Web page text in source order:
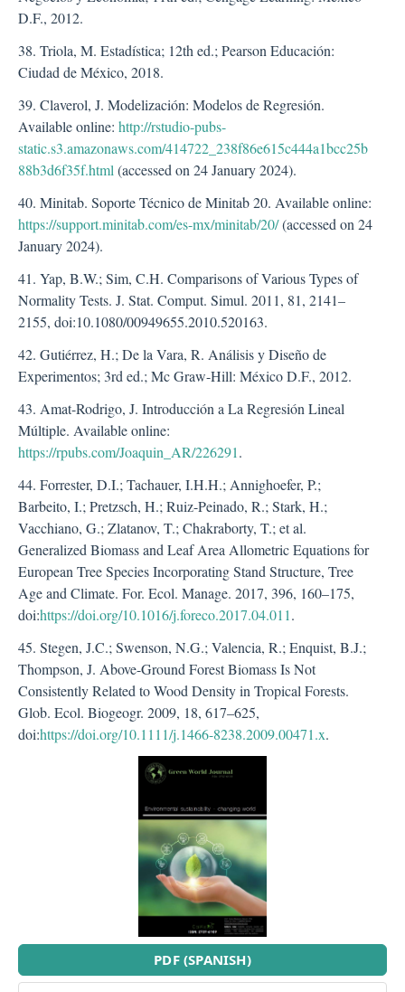
PDF (SPANISH)
D.F., 2012.
38. Triola, M. Estadística; 12th ed.; Pearson Educación:
Ciudad de México, 2018.
39. Claverol, J. Modelización: Modelos de Regresión.
Available online: http://rstudio-pubs-
static.s3.amazonaws.com/414722_238f86e615c444a1bcc25b
88b3d6f35f.html (accessed on 24 January 2024).
40. Minitab. Soporte Técnico de Minitab 20. Available online:
https://support.minitab.com/es-mx/minitab/20/(accessed on 24
January 2024).
41. Yap, B.W.; Sim, C.H. Comparisons of Various Types of
Normality Tests. J. Stat. Comput. Simul. 2011, 81, 2141–
2155, doi:10.1080/00949655.2010.520163.
42. Gutiérrez, H.; De la Vara, R. Análisis y Diseño de
Experimentos; 3rd ed.; Mc Graw-Hill: México D.F., 2012.
43. Amat-Rodrigo, J. Introducción a La Regresión Lineal
Múltiple. Available online:
https://rpubs.com/Joaquin_AR/226291.
44. Forrester, D.I.; Tachauer, I.H.H.; Annighoefer, P.;
Barbeito, I.; Pretzsch, H.; Ruiz-Peinado, R.; Stark, H.;
Vacchiano, G.; Zlatanov, T.; Chakraborty, T.; et al.
Generalized Biomass and Leaf Area Allometric Equations for
European Tree Species Incorporating Stand Structure, Tree
Age and Climate. For. Ecol. Manage. 2017, 396, 160–175,
doi:https://doi.org/10.1016/j.foreco.2017.04.011.
45. Stegen, J.C.; Swenson, N.G.; Valencia, R.; Enquist, B.J.;
Thompson, J. Above-Ground Forest Biomass Is Not
Consistently Related to Wood Density in Tropical Forests.
Glob. Ecol. Biogeogr. 2009, 18, 617–625,
doi:https://doi.org/10.1111/j.1466-8238.2009.00471.x.